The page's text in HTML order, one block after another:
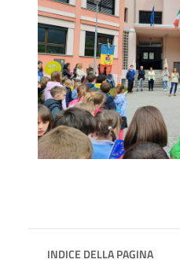
INDICE DELLA PAGINA